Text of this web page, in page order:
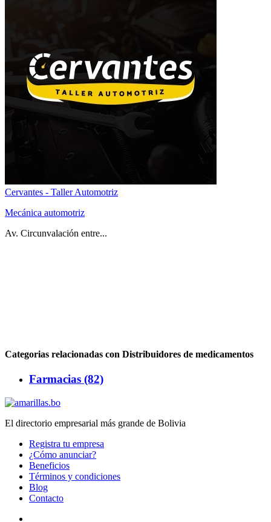
Cervantes - Taller Automotriz
Mecánica automotriz
Av. Circunvalación entre...
Categorias relacionadas con Distribuidores de medicamentos
Farmacias (82)
El directorio empresarial más grande de Bolivia
Registra tu empresa
¿Cómo anunciar?
Beneficios
Términos y condiciones
Blog
Contacto